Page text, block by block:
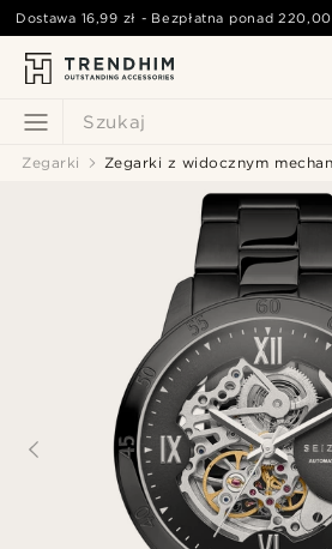
Szukaj
Dostawa 16,99 zł - Bezpłatna ponad220,00
Zegarki Zegarki z widocznym